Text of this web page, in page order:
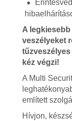
A
veszélyeket
kéz végzi!
A Multi
említett
Hívjon,